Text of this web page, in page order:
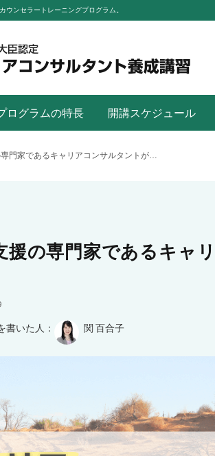
ウンセラートレーニングプログラム。
ログラムの特長 開講スケジュール
「キャリア」とは？支援の専門家であるキャリアコンサルタントが解説
援の専門家であるキャ
書いた人： 関 百合子